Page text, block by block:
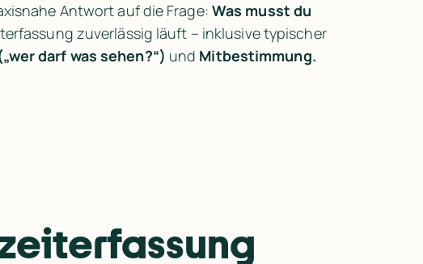
Antwort auf die Frage: Was musst du
zuverlässig läuft – inklusive typischer
darf was sehen?“) und Mitbestimmung.